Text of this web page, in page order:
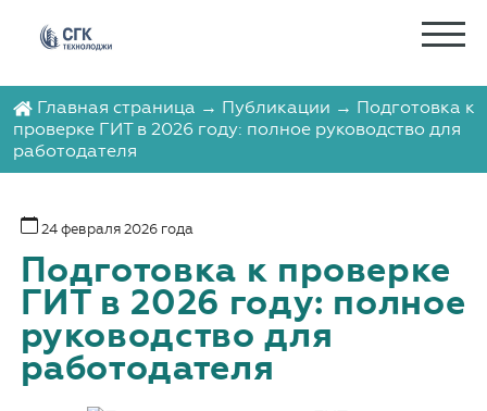
Главная страница → Публикации → Подготовка к
проверке ГИТ в 2026 году: полное руководство для
работодателя
24 февраля 2026 года
Подготовка к проверке
ГИТ в 2026 году: полное
руководство для
работодателя